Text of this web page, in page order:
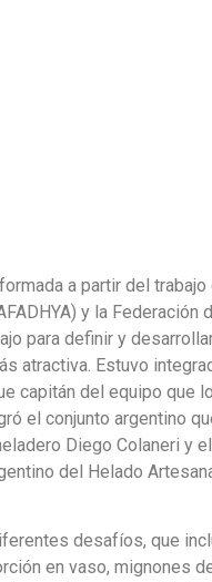
a partir del
y la Federación
para definir y
atractiva. Estuvo
capitán del equipo que
el conjunto argentino
Diego Colaneri y
del Helado
desafíos, que
en vaso, mignones